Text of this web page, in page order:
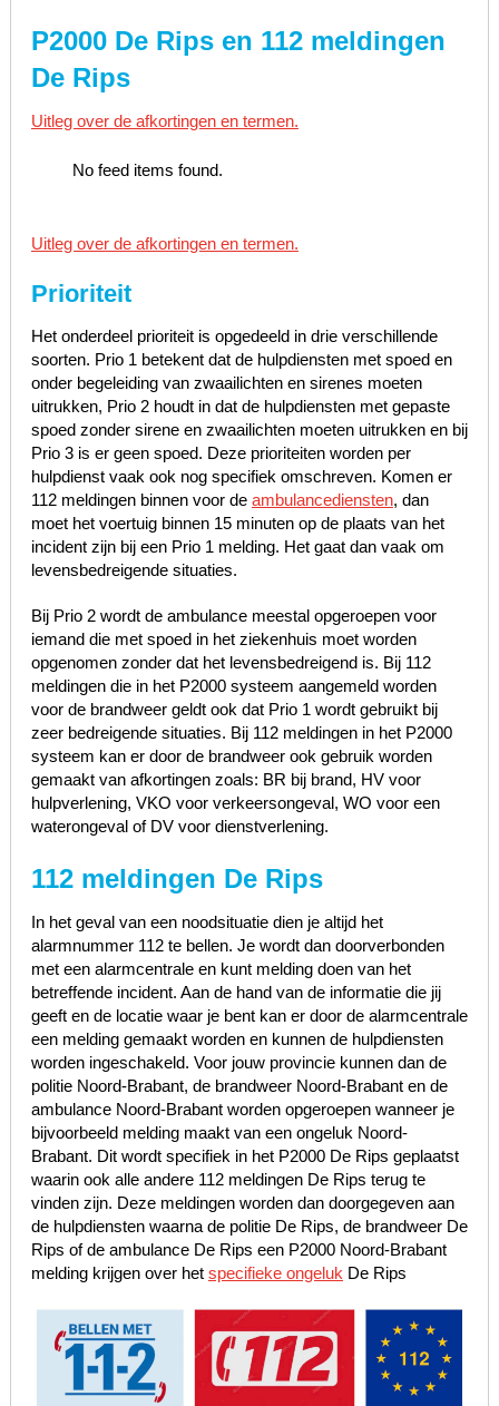
P2000 De Rips en 112 meldingen
De Rips
Uitleg over de afkortingen en termen.
No feed items found.
Uitleg over de afkortingen en termen.
Prioriteit
Het onderdeel prioriteit is opgedeeld in drie verschillende
soorten. Prio 1 betekent dat de hulpdiensten met spoed en
onder begeleiding van zwaailichten en sirenes moeten
uitrukken, Prio 2 houdt in dat de hulpdiensten met gepaste
spoed zonder sirene en zwaailichten moeten uitrukken en bij
Prio 3 is er geen spoed. Deze prioriteiten worden per
hulpdienst vaak ook nog specifiek omschreven. Komen er
112 meldingen binnen voor de ambulancediensten, dan
moet het voertuig binnen 15 minuten op de plaats van het
incident zijn bij een Prio 1 melding. Het gaat dan vaak om
levensbedreigende situaties.
Bij Prio 2 wordt de ambulance meestal opgeroepen voor
iemand die met spoed in het ziekenhuis moet worden
opgenomen zonder dat het levensbedreigend is. Bij 112
meldingen die in het P2000 systeem aangemeld worden
voor de brandweer geldt ook dat Prio 1 wordt gebruikt bij
zeer bedreigende situaties. Bij 112 meldingen in het P2000
systeem kan er door de brandweer ook gebruik worden
gemaakt van afkortingen zoals: BR bij brand, HV voor
hulpverlening, VKO voor verkeersongeval, WO voor een
waterongeval of DV voor dienstverlening.
112 meldingen De Rips
In het geval van een noodsituatie dien je altijd het
alarmnummer 112 te bellen. Je wordt dan doorverbonden
met een alarmcentrale en kunt melding doen van het
betreffende incident. Aan de hand van de informatie die jij
geeft en de locatie waar je bent kan er door de alarmcentrale
een melding gemaakt worden en kunnen de hulpdiensten
worden ingeschakeld. Voor jouw provincie kunnen dan de
politie Noord-Brabant, de brandweer Noord-Brabant en de
ambulance Noord-Brabant worden opgeroepen wanneer je
bijvoorbeeld melding maakt van een ongeluk Noord-
Brabant. Dit wordt specifiek in het P2000 De Rips geplaatst
waarin ook alle andere 112 meldingen De Rips terug te
vinden zijn. Deze meldingen worden dan doorgegeven aan
de hulpdiensten waarna de politie De Rips, de brandweer De
Rips of de ambulance De Rips een P2000 Noord-Brabant
melding krijgen over het specifieke ongeluk De Rips